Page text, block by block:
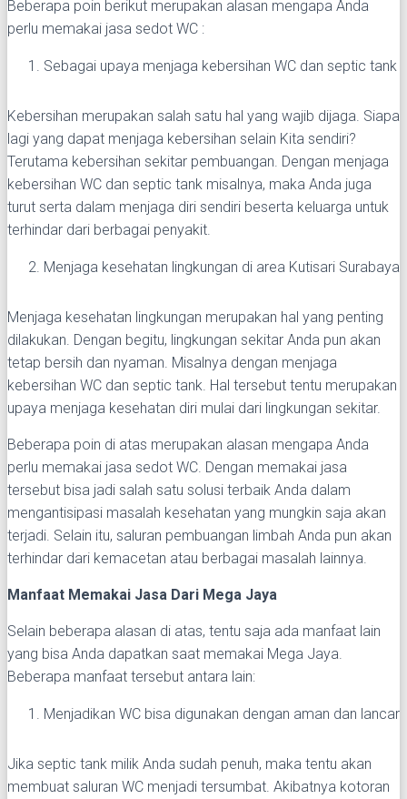
Beberapa poin berikut merupakan alasan mengapa Anda
perlu memakai jasa sedot WC :
Sebagai upaya menjaga kebersihan WC dan septic tank
Kebersihan merupakan salah satu hal yang wajib dijaga. Siapa
lagi yang dapat menjaga kebersihan selain Kita sendiri?
Terutama kebersihan sekitar pembuangan. Dengan menjaga
kebersihan WC dan septic tank misalnya, maka Anda juga
turut serta dalam menjaga diri sendiri beserta keluarga untuk
terhindar dari berbagai penyakit.
Menjaga kesehatan lingkungan di area Kutisari Surabaya
Menjaga kesehatan lingkungan merupakan hal yang penting
dilakukan. Dengan begitu, lingkungan sekitar Anda pun akan
tetap bersih dan nyaman. Misalnya dengan menjaga
kebersihan WC dan septic tank. Hal tersebut tentu merupakan
upaya menjaga kesehatan diri mulai dari lingkungan sekitar.
Beberapa poin di atas merupakan alasan mengapa Anda
perlu memakai jasa sedot WC. Dengan memakai jasa
tersebut bisa jadi salah satu solusi terbaik Anda dalam
mengantisipasi masalah kesehatan yang mungkin saja akan
terjadi. Selain itu, saluran pembuangan limbah Anda pun akan
terhindar dari kemacetan atau berbagai masalah lainnya.
Manfaat Memakai Jasa Dari Mega Jaya
Selain beberapa alasan di atas, tentu saja ada manfaat lain
yang bisa Anda dapatkan saat memakai Mega Jaya.
Beberapa manfaat tersebut antara lain:
Menjadikan WC bisa digunakan dengan aman dan lancar
Jika septic tank milik Anda sudah penuh, maka tentu akan
membuat saluran WC menjadi tersumbat. Akibatnya kotoran